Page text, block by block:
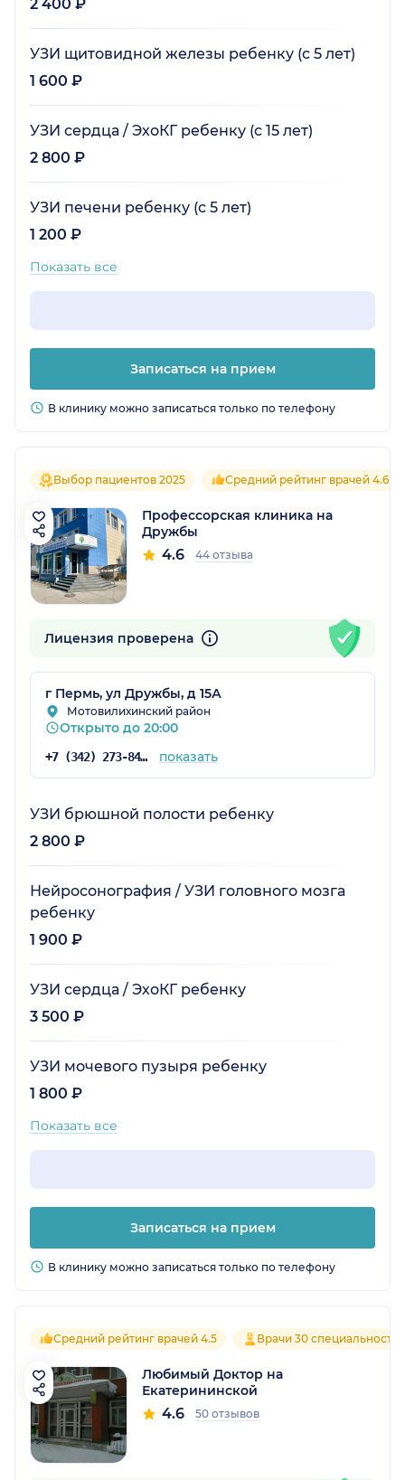
2 400 ₽
УЗИ щитовидной железы ребенку (с 5 лет)
1 600 ₽
УЗИ сердца / ЭхоКГ ребенку (с 15 лет)
2 800 ₽
УЗИ печени ребенку (с 5 лет)
1 200 ₽
Показать все
Записаться на прием
В клинику можно записаться только по телефону
Выбор пациентов 2025 Средний рейтинг врачей 4.6
Профессорская клиника на
Дружбы
4.6 44 отзыва
Лицензия проверена
г Пермь, ул Дружбы, д 15А
Мотовилихинский район
Открыто до 20:00
+7 (342) 273-84-38 показать
УЗИ брюшной полости ребенку
2 800 ₽
Нейросонография / УЗИ головного мозга
ребенку
1 900 ₽
УЗИ сердца / ЭхоКГ ребенку
3 500 ₽
УЗИ мочевого пузыря ребенку
1 800 ₽
Показать все
Записаться на прием
В клинику можно записаться только по телефону
Средний рейтинг врачей 4.5 Врачи 30
Любимый Доктор на
Екатерининской
4.6 50 отзывов